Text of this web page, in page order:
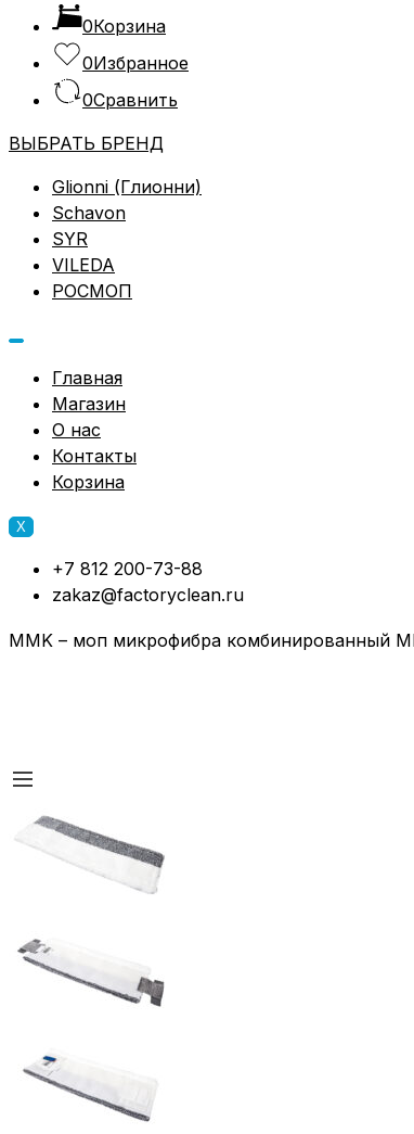
0Корзина
0Избранное
0Сравнить
ВЫБРАТЬ БРЕНД
Glionni (Глионни)
Schavon
SYR
VILEDA
РОСМОП
Главная
Магазин
О нас
Контакты
Корзина
X
+7 812 200-73-88
zakaz@factoryclean.ru
MMK – моп микрофибра комбинированный